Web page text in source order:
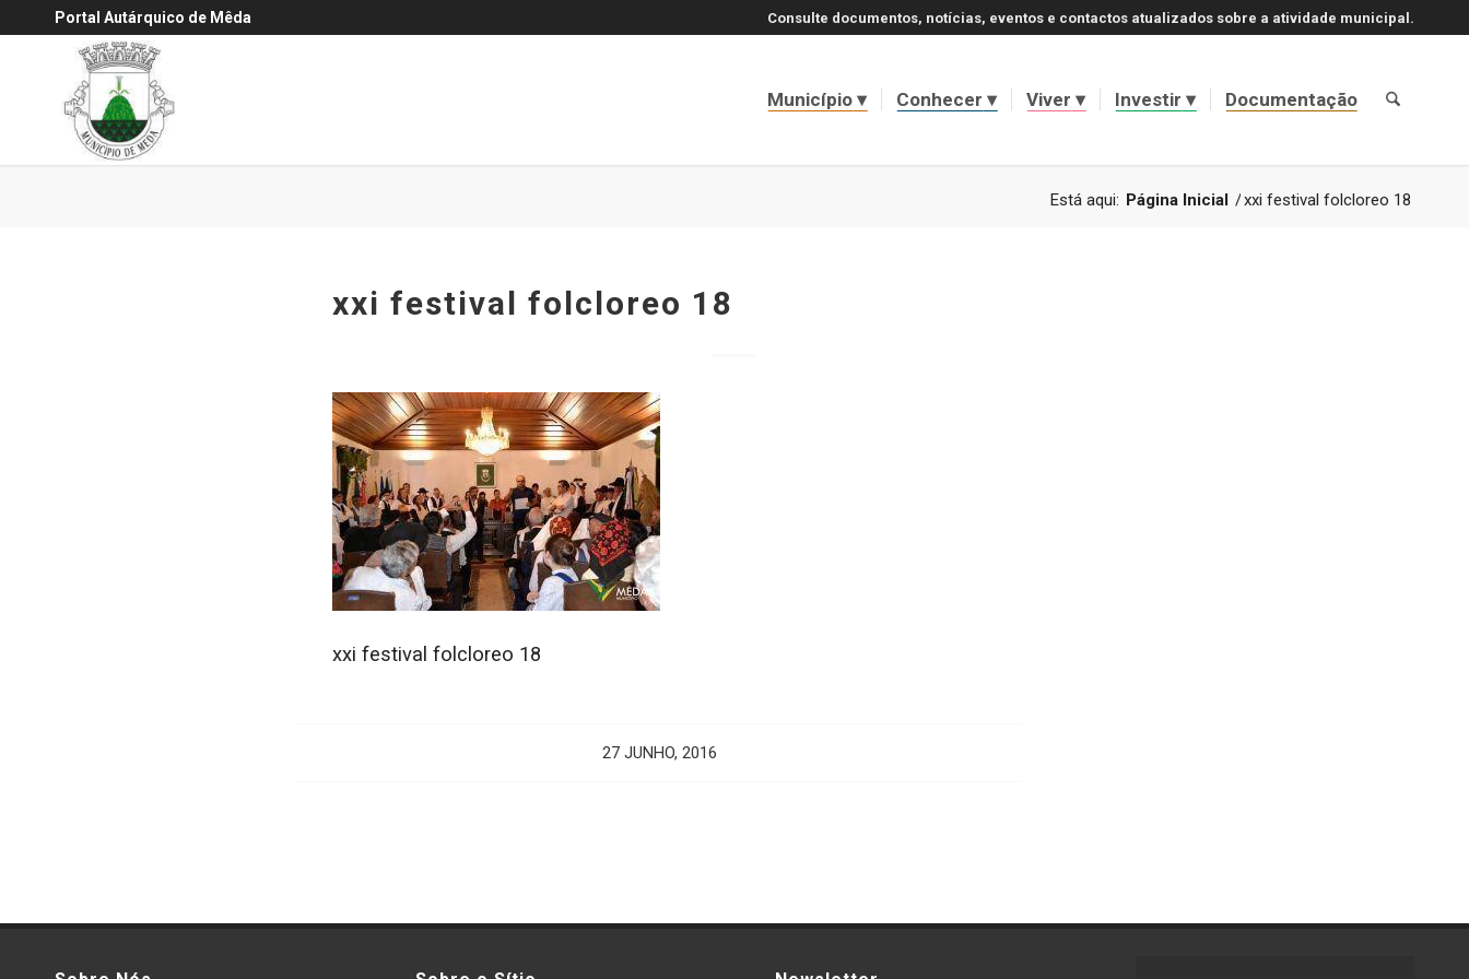
Portal Autárquico de Mêda Consulte documentos, notícias, eventos e contactos atualizados sobre a atividade municipal.
Município Conhecer Viver Investir Documentação
Está aqui: Página Inicial /xxi festival folcloreo 18
xxi festival folcloreo 18
xxi festival folcloreo 18
27 JUNHO, 2016